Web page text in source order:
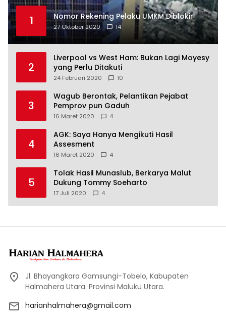
1 Nomor Rekening Pelaku UMKM Diblokir
27 Oktober 2020 14
2
Liverpool vs West Ham: Bukan Lagi Moyesy
yang Perlu Ditakuti
24 Februari 2020 10
3
Wagub Berontak, Pelantikan Pejabat
Pemprov pun Gaduh
16 Maret 2020 4
4
AGK: Saya Hanya Mengikuti Hasil
Assesment
16 Maret 2020 4
5
Tolak Hasil Munaslub, Berkarya Malut
Dukung Tommy Soeharto
17 Juli 2020 4
Jl. Bhayangkara Gamsungi-Tobelo, Kabupaten
Halmahera Utara. Provinsi Maluku Utara.
harianhalmahera@gmail.com